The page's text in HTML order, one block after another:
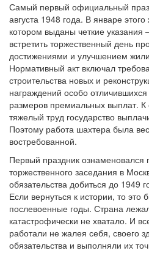
Самый первый официальный
августа 1948 года. В январе
котором выданы четкие
встретить торжественный день
достижениями и улучшением
Нормативный акт включал
строительства новых и
награждений особо
размеров премиальных выплат. К
тяжелый труд государство
Поэтому работа шахтера была
востребованной.
Первый праздник ознаменовался
торжественного заседания в
обязательства добиться до 1949
Если вернуться к истории, то
послевоенные годы. Страна
катастрофически не хватало. И
работали не жалея себя, своего
обязательства и выполняли их